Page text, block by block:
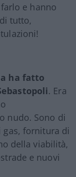
e hanno
tutto,
ha fatto
. Era
nudo. Sono di
fornitura di
della viabilità,
e nuovi